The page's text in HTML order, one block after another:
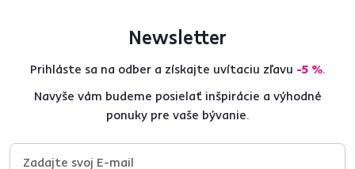
Newsletter
Prihláste sa na odber a získajte uvítaciu zľavu -5 %.
Navyše vám budeme posielať inšpirácie a výhodné
ponuky pre vaše bývanie.